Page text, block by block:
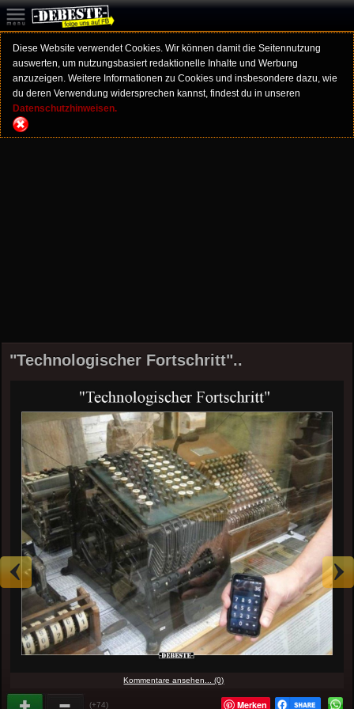
Diese Website verwendet Cookies. Wir können damit die Seitennutzung
auswerten, um nutzungsbasiert redaktionelle Inhalte und Werbung
anzuzeigen. Weitere Informationen zu Cookies und insbesondere dazu, wie
du deren Verwendung widersprechen kannst, findest du in unseren
Datenschutzhinweisen.
"Technologischer Fortschritt"..
Kommentare ansehen... (0)
(+74) Merken